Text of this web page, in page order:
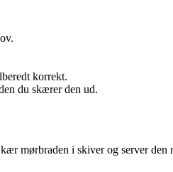
korrekt.
du skærer den ud.
mørbraden i skiver og server